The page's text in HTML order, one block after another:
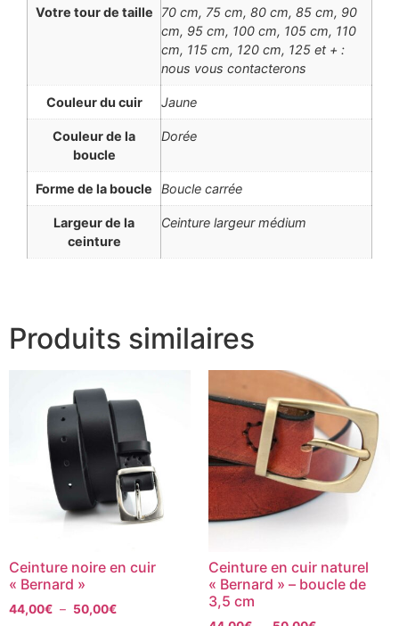
Votre tour de taille
70 cm, 75 cm, 80 cm, 85 cm, 90
cm, 95 cm, 100 cm, 105 cm, 110
cm, 115 cm, 120 cm, 125 et + :
nous vous contacterons
Couleur du cuir Jaune
Couleur de la
boucle
Dorée
Forme de la boucle Boucle carrée
Largeur de la
ceinture
Ceinture largeur médium
Produits similaires
Ceinture noire en cuir
« Bernard »
44,00€ – 50,00€
Ceinture en cuir naturel
« Bernard » – boucle de
3,5 cm